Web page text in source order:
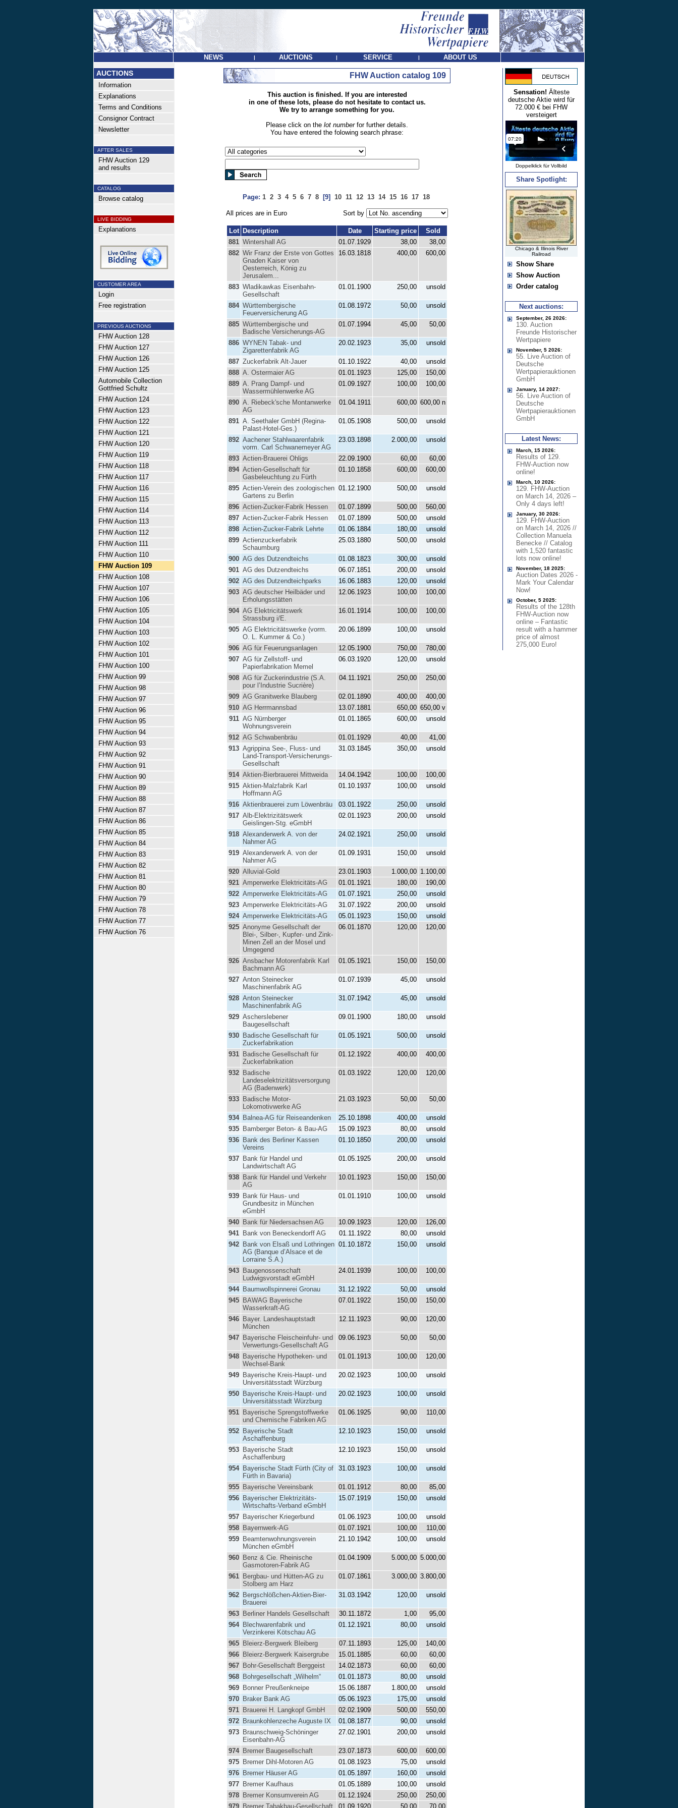
NEWS | AUCTIONS | SERVICE | ABOUT US
AUCTIONS
Information
Explanations
Terms and Conditions
Consignor Contract
Newsletter
AFTER SALES
FHW Auction 129
and results
CATALOG
Browse catalog
LIVE BIDDING
Explanations
CUSTOMER AREA
Login
Free registration
PREVIOUS AUCTIONS
FHW Auction 128
FHW Auction 127
FHW Auction 126
FHW Auction 125
Automobile Collection
Gottfried Schultz
FHW Auction 124
FHW Auction 123
FHW Auction 122
FHW Auction 121
FHW Auction 120
FHW Auction 119
FHW Auction 118
FHW Auction 117
FHW Auction 116
FHW Auction 115
FHW Auction 114
FHW Auction 113
FHW Auction 112
FHW Auction 111
FHW Auction 110
FHW Auction 109
FHW Auction 108
FHW Auction 107
FHW Auction 106
FHW Auction 105
FHW Auction 104
FHW Auction 103
FHW Auction 102
FHW Auction 101
FHW Auction 100
FHW Auction 99
FHW Auction 98
FHW Auction 97
FHW Auction 96
FHW Auction 95
FHW Auction 94
FHW Auction 93
FHW Auction 92
FHW Auction 91
FHW Auction 90
FHW Auction 89
FHW Auction 88
FHW Auction 87
FHW Auction 86
FHW Auction 85
FHW Auction 84
FHW Auction 83
FHW Auction 82
FHW Auction 81
FHW Auction 80
FHW Auction 79
FHW Auction 78
FHW Auction 77
FHW Auction 76
FHW Auction catalog 109
This auction is finished. If you are interested
in one of these lots, please do not hesitate to contact us.
We try to arrange something for you.
Please click on the lot numberfor further details.
You have entered the folowing search phrase:
Page: 1 2 3 4 5 6 7 8 [9] 10 11 12 13 14 15 16 17 18
All prices are in Euro Sort by
Lot Description Date Starting price
Sold
881 Wintershall AG 01.07.1929 38,00
38,00
882 Wir Franz der Erste von Gottes
Gnaden Kaiser von
Oesterreich, König zu
Jerusalem...
16.03.1818 400,00 600,00
883 Wladikawkas Eisenbahn-
Gesellschaft
01.01.1900 250,00 unsold
884 Württembergische
Feuerversicherung AG
01.08.1972 50,00 unsold
885 Württembergische und
Badische Versicherungs-AG
01.07.1994 45,00 50,00
886 WYNEN Tabak- und
Zigarettenfabrik AG
20.02.1923 35,00 unsold
887 Zuckerfabrik Alt-Jauer 01.10.1922 40,00
unsold
888 A. Ostermaier AG 01.01.1923 125,00
150,00
889 A. Prang Dampf- und
Wassermühlenwerke AG
01.09.1927 100,00 100,00
890 A. Riebeck'sche Montanwerke
AG
01.04.1911 600,00 600,00 n
891 A. Seethaler GmbH (Regina-
Palast-Hotel-Ges.)
01.05.1908 500,00 unsold
892 Aachener Stahlwaarenfabrik
vorm. Carl Schwanemeyer AG
23.03.1898 2.000,00 unsold
893 Actien-Brauerei Ohligs 22.09.1900 60,00
60,00
894 Actien-Gesellschaft für
Gasbeleuchtung zu Fürth
01.10.1858 600,00 600,00
895 Actien-Verein des zoologischen
Gartens zu Berlin
01.12.1900 500,00 unsold
896 Actien-Zucker-Fabrik Hessen 01.07.1899 500,00
560,00
897 Actien-Zucker-Fabrik Hessen 01.07.1899 500,00
unsold
898 Actien-Zucker-Fabrik Lehrte 01.06.1884 180,00
unsold
899 Actienzuckerfabrik
Schaumburg
25.03.1880 500,00 unsold
900 AG des Dutzendteichs 01.08.1823 300,00
unsold
901 AG des Dutzendteichs 06.07.1851 200,00
unsold
902 AG des Dutzendteichparks 16.06.1883 120,00
unsold
903 AG deutscher Heilbäder und
Erholungsstätten
12.06.1923 100,00 100,00
904 AG Elektricitätswerk
Strassburg i/E.
16.01.1914 100,00 100,00
905 AG Elektricitätswerke (vorm.
O. L. Kummer & Co.)
20.06.1899 100,00 unsold
906 AG für Feuerungsanlagen 12.05.1900 750,00
780,00
907 AG für Zellstoff- und
Papierfabrikation Memel
06.03.1920 120,00 unsold
908 AG für Zuckerindustrie (S.A.
pour l’Industrie Sucrière)
04.11.1921 250,00 250,00
909 AG Granitwerke Blauberg 02.01.1890 400,00
400,00
910 AG Herrmannsbad 13.07.1881 650,00 650,00 v
911 AG Nürnberger
Wohnungsverein
01.01.1865 600,00 unsold
912 AG Schwabenbräu 01.01.1929 40,00
41,00
913 Agrippina See-, Fluss- und
Land-Transport-Versicherungs-
Gesellschaft
31.03.1845 350,00 unsold
914 Aktien-Bierbrauerei Mittweida 14.04.1942 100,00
100,00
915 Aktien-Malzfabrik Karl
Hoffmann AG
01.10.1937 100,00 unsold
916 Aktienbrauerei zum Löwenbräu 03.01.1922 250,00
unsold
917 Alb-Elektrizitätswerk
Geislingen-Stg. eGmbH
02.01.1923 200,00 unsold
918 Alexanderwerk A. von der
Nahmer AG
24.02.1921 250,00 unsold
919 Alexanderwerk A. von der
Nahmer AG
01.09.1931 150,00 unsold
920 Alluvial-Gold 23.01.1903 1.000,00 1.100,00
921 Amperwerke Elektricitäts-AG 01.01.1921 180,00
190,00
922 Amperwerke Elektricitäts-AG 01.07.1921 250,00
unsold
923 Amperwerke Elektricitäts-AG 31.07.1922 200,00
unsold
924 Amperwerke Elektricitäts-AG 05.01.1923 150,00
unsold
925 Anonyme Gesellschaft der
Blei-, Silber-, Kupfer- und Zink-
Minen Zell an der Mosel und
Umgegend
06.01.1870 120,00 120,00
926 Ansbacher Motorenfabrik Karl
Bachmann AG
01.05.1921 150,00 150,00
927 Anton Steinecker
Maschinenfabrik AG
01.07.1939 45,00 unsold
928 Anton Steinecker
Maschinenfabrik AG
31.07.1942 45,00 unsold
929 Ascherslebener
Baugesellschaft
09.01.1900 180,00 unsold
930 Badische Gesellschaft für
Zuckerfabrikation
01.05.1921 500,00 unsold
931 Badische Gesellschaft für
Zuckerfabrikation
01.12.1922 400,00 400,00
932 Badische
Landeselektrizitätsversorgung
AG (Badenwerk)
01.03.1922 120,00 120,00
933 Badische Motor-
Lokomotivwerke AG
21.03.1923 50,00 50,00
934 Balnea-AG für Reiseandenken 25.10.1898 400,00
unsold
935 Bamberger Beton- & Bau-AG 15.09.1923 80,00
unsold
936 Bank des Berliner Kassen
Vereins
01.10.1850 200,00 unsold
937 Bank für Handel und
Landwirtschaft AG
01.05.1925 200,00 unsold
938 Bank für Handel und Verkehr
AG
10.01.1923 150,00 150,00
939 Bank für Haus- und
Grundbesitz in München
eGmbH
01.01.1910 100,00 unsold
940 Bank für Niedersachsen AG 10.09.1923 120,00
126,00
941 Bank von Beneckendorff AG 01.11.1922 80,00
unsold
942 Bank von Elsaß und Lothringen
AG (Banque d’Alsace et de
Lorraine S.A.)
01.10.1872 150,00 unsold
943 Baugenossenschaft
Ludwigsvorstadt eGmbH
24.01.1939 100,00 100,00
944 Baumwollspinnerei Gronau 31.12.1922 50,00
unsold
945 BAWAG Bayerische
Wasserkraft-AG
07.01.1922 150,00 150,00
946 Bayer. Landeshauptstadt
München
12.11.1923 90,00 120,00
947 Bayerische Fleischeinfuhr- und
Verwertungs-Gesellschaft AG
09.06.1923 50,00 50,00
948 Bayerische Hypotheken- und
Wechsel-Bank
01.01.1913 100,00 120,00
949 Bayerische Kreis-Haupt- und
Universitätsstadt Würzburg
20.02.1923 100,00 unsold
950 Bayerische Kreis-Haupt- und
Universitätsstadt Würzburg
20.02.1923 100,00 unsold
951 Bayerische Sprengstoffwerke
und Chemische Fabriken AG
01.06.1925 90,00 110,00
952 Bayerische Stadt
Aschaffenburg
12.10.1923 150,00 unsold
953 Bayerische Stadt
Aschaffenburg
12.10.1923 150,00 unsold
954 Bayerische Stadt Fürth (City of
Fürth in Bavaria)
31.03.1923 100,00 unsold
955 Bayerische Vereinsbank 01.01.1912 80,00
85,00
956 Bayerischer Elektrizitäts-
Wirtschafts-Verband eGmbH
15.07.1919 150,00 unsold
957 Bayerischer Kriegerbund 01.06.1923 100,00
unsold
958 Bayernwerk-AG 01.07.1921 100,00
110,00
959 Beamtenwohnungsverein
München eGmbH
21.10.1942 100,00 unsold
960 Benz & Cie. Rheinische
Gasmotoren-Fabrik AG
01.04.1909 5.000,00 5.000,00
961 Bergbau- und Hütten-AG zu
Stolberg am Harz
01.07.1861 3.000,00 3.800,00
962 Bergschlößchen-Aktien-Bier-
Brauerei
31.03.1942 120,00 unsold
963 Berliner Handels Gesellschaft 30.11.1872 1,00
95,00
964 Blechwarenfabrik und
Verzinkerei Kötschau AG
01.12.1921 80,00 unsold
965 Bleierz-Bergwerk Bleiberg 07.11.1893 125,00
140,00
966 Bleierz-Bergwerk Kaisergrube 15.01.1885 60,00
60,00
967 Bohr-Gesellschaft Berggeist 14.02.1873 60,00
60,00
968 Bohrgesellschaft „Wilhelm“ 01.01.1873 80,00
unsold
969 Bonner Preußenkneipe 15.06.1887 1.800,00
unsold
970 Braker Bank AG 05.06.1923 175,00
unsold
971 Brauerei H. Langkopf GmbH 02.02.1909 500,00
550,00
972 Braunkohlenzeche Auguste IX 01.08.1877 90,00
unsold
973 Braunschweig-Schöninger
Eisenbahn-AG
27.02.1901 200,00 unsold
974 Bremer Baugesellschaft 23.07.1873 600,00
600,00
975 Bremer Dihl-Motoren AG 01.08.1923 75,00
unsold
976 Bremer Häuser AG 01.05.1897 160,00
unsold
977 Bremer Kaufhaus 01.05.1889 100,00
unsold
978 Bremer Konsumverein AG 01.12.1924 250,00
250,00
979 Bremer Tabakbau-Gesellschaft 01.09.1920 50,00 70,00
Sensation! Älteste
deutsche Aktie wird für
72.000 € bei FHW
versteigert
Doppelklick für Vollbild
Share Spotlight:
Chicago & Illinois River
Railroad
Show Share
Show Auction
Order catalog
Next auctions:
September, 26 2026:
130. Auction
Freunde Historischer
Wertpapiere
November, 5 2026:
55. Live Auction of
Deutsche
Wertpapierauktionen
GmbH
January, 14 2027:
56. Live Auction of
Deutsche
Wertpapierauktionen
GmbH
Latest News:
March, 15 2026:
Results of 129.
FHW-Auction now
online!
March, 10 2026:
129. FHW-Auction
on March 14, 2026 –
Only 4 days left!
January, 30 2026:
129. FHW-Auction
on March 14, 2026 //
Collection Manuela
Benecke // Catalog
with 1,520 fantastic
lots now online!
November, 18 2025:
Auction Dates 2026 -
Mark Your Calendar
Now!
October, 5 2025:
Results of the 128th
FHW-Auction now
online – Fantastic
result with a hammer
price of almost
275,000 Euro!